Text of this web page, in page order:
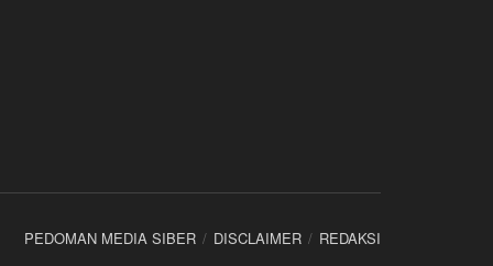
PEDOMAN MEDIA SIBER DISCLAIMER REDAKSI